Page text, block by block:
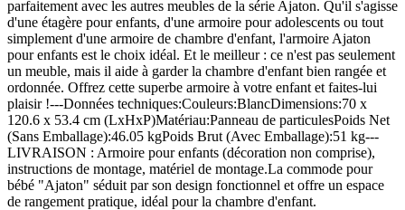
parfaitement avec les autres meubles de la série Ajaton. Qu'il s'agisse
d'une étagère pour enfants, d'une armoire pour adolescents ou tout
simplement d'une armoire de chambre d'enfant, l'armoire Ajaton
pour enfants est le choix idéal. Et le meilleur : ce n'est pas seulement
un meuble, mais il aide à garder la chambre d'enfant bien rangée et
ordonnée. Offrez cette superbe armoire à votre enfant et faites-lui
plaisir !---Données techniques:Couleurs:BlancDimensions:70 x
120.6 x 53.4 cm (LxHxP)Matériau:Panneau de particulesPoids Net
(Sans Emballage):46.05 kgPoids Brut (Avec Emballage):51 kg---
LIVRAISON : Armoire pour enfants (décoration non comprise),
instructions de montage, matériel de montage.La commode pour
bébé "Ajaton" séduit par son design fonctionnel et offre un espace
de rangement pratique, idéal pour la chambre d'enfant.